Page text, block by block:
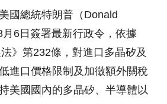
國總統特朗普（Donald
6日簽署最新行政令，依據
法》第232條，對進口多晶矽及
進口價格限制及加徵額外關稅
美國國內的多晶矽、半導體以